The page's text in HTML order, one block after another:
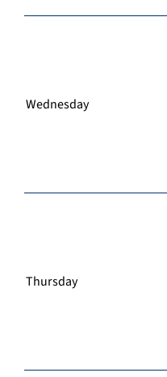
Wednesday
Thursday